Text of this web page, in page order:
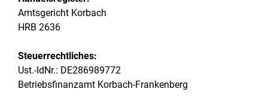
Amtsgericht Korbach
HRB 2636
Steuerrechtliches:
Ust.-IdNr.: DE286989772
Betriebsfinanzamt Korbach-Frankenberg